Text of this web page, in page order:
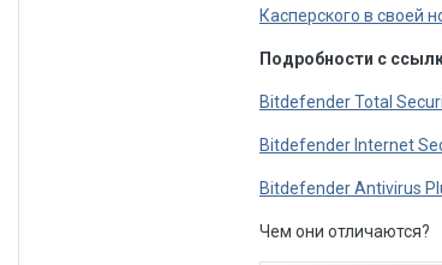
Касперского в своей
Подробности с
Bitdefender Total
Bitdefender Internet
Bitdefender Antivirus
Чем они отличаются?